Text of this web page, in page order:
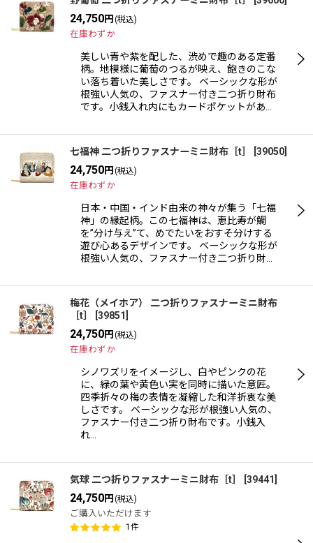
24,750円 (税込)
在庫わずか
美しい青や紫を配した、渋めで趣のある定番
柄。地模様に葡萄のつるが映え、飽きのこな
い落ち着いた美しさです。 ベーシックな形が
根強い人気の、ファスナー付き二つ折り財布
です。小銭入れ内にもカードポケットがあ…
七福神 二つ折りファスナーミニ財布［t］ 39050
24,750円 (税込)
在庫わずか
日本・中国・インド由来の神々が集う「七福
神」の縁起柄。この七福神は、恵比寿が鯛
を”分け与え”て、めでたいをおすそ分けする
遊び心あるデザインです。 ベーシックな形が
根強い人気の、ファスナー付き二つ折り財…
梅花（メイホア） 二つ折りファスナーミニ財布
［t］
39851
24,750円 (税込)
在庫わずか
シノワズリをイメージし、白やピンクの花
に、緑の葉や黄色い実を同時に描いた意匠。
四季折々の梅の表情を凝縮した和洋折衷な美
しさです。 ベーシックな形が根強い人気の、
ファスナー付き二つ折り財布です。小銭入
れ…
気球 二つ折りファスナーミニ財布［t］ 39441
24,750円 (税込)
ご購入いただけます
1 件